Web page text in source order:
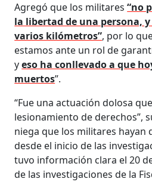
Agregó que los militares“no
la libertad de una persona,
varios kilómetros”, por lo
estamos ante un rol de
yeso ha conllevado a que
muertos”.
“Fue una actuación dolosa
lesionamiento de derechos”,
niega que los militares hayan
desde el inicio de las
tuvo información clara el 20
de las investigaciones de la